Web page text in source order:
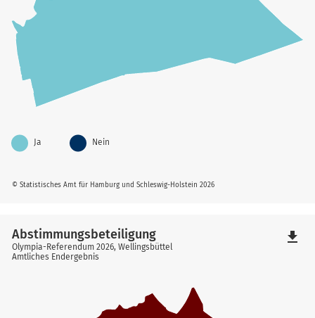
© Statistisches Amt für Hamburg und Schleswig-Holstein 2026
Ja Nein
Abstimmungsbeteiligung
Olympia-Referendum 2026, Wellingsbüttel
Amtliches Endergebnis
file_download